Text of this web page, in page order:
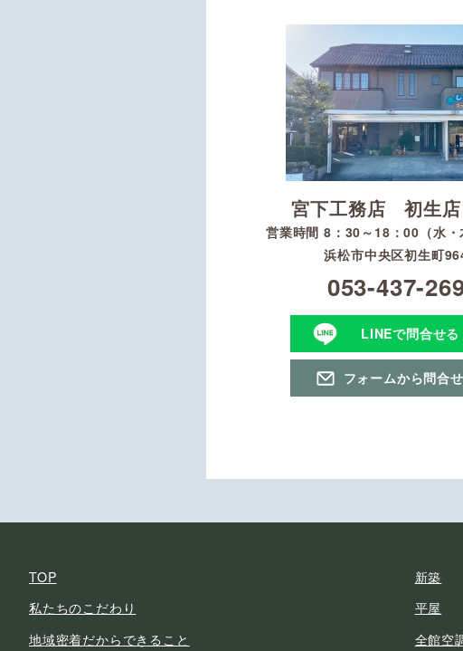
宮下工務店 初生店
営業時間 8：30～18：00（水・
浜松市中央区初生町
053-437-
LINEで問合せる
フォームから問合
TOP
私たちのこだわり
地域密着だからできること
新築
平屋
全館空